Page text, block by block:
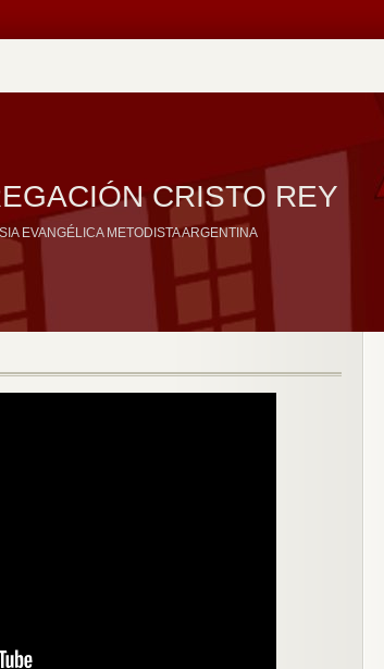
CRISTO REY
EVANGÉLICA METODISTA ARGENTINA